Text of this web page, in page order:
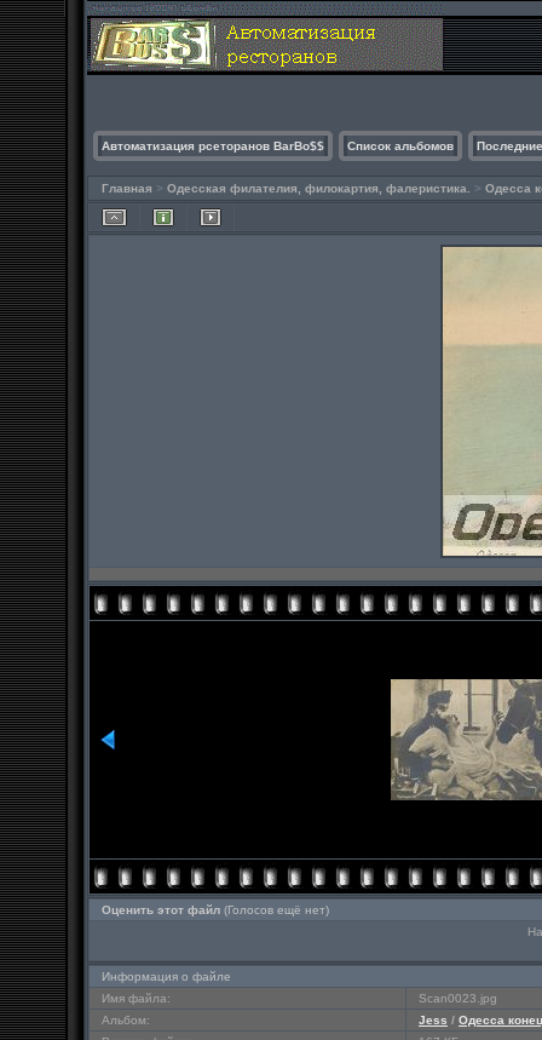
Автоматизация рсеторанов BarBo$$ Список альбомов
Главная > Одесская филателия, филокартия, фалеристика. > Одесса
Оценить этот файл (Голосов ещё нет)
Информация о файле
Имя файла:
Scan0023.jpg
Альбом:
Jess / Одесса